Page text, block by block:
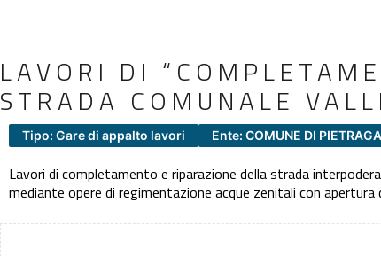
LAVORI DI
STRADA COMUNALE
Tipo: Gare di appalto lavori Ente: COMUNE DI
Lavori di completamento e riparazione della strada
mediante opere di regimentazione acque zenitali con